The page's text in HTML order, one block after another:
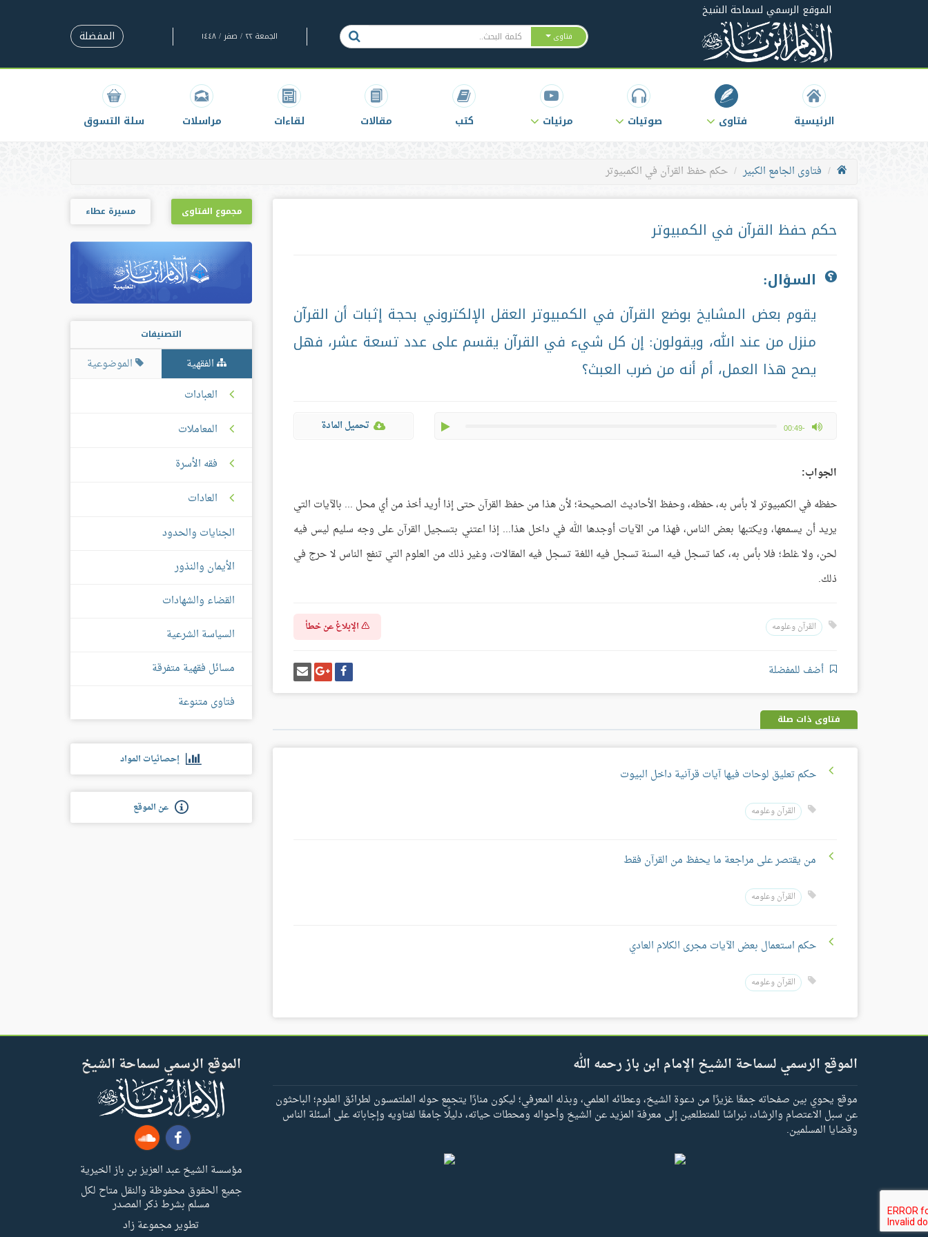
الموقع الرسمي لسماحة الشيخ
فتاوى الجمعة ٢٢ / صفر / ١٤٤٨ المفضلة
الرئيسية فتاوى صوتيات مرئيات كتب مقالات لقاءات مراسلات سلة التسوق
فتاوى الجامع الكبير حكم حفظ القرآن في الكمبيوتر
حكم حفظ القرآن في الكمبيوتر
السؤال:
يقوم بعض المشايخ بوضع القرآن في الكمبيوتر العقل الإلكتروني بحجة إثبات أن القرآن
منزل من عند الله، ويقولون: إن كل شيء في القرآن يقسم على عدد تسعة عشر، فهل
يصح هذا العمل، أم أنه من ضرب العبث؟
-00:49
max volume تحميل المادة
الجواب:
حفظه في الكمبيوتر لا بأس به، حفظه، وحفظ الأحاديث الصحيحة؛ لأن هذا من حفظ القرآن حتى إذا أريد أخذ من أي محل ... بالآيات التي
يريد أن يسمعها، ويكتبها بعض الناس، فهذا من الآيات أوجدها الله في داخل هذا... إذا اعتني بتسجيل القرآن على وجه سليم ليس فيه
لحن، ولا غلط؛ فلا بأس به، كما تسجل فيه السنة تسجل فيه اللغة تسجل فيه المقالات، وغير ذلك من العلوم التي تنفع الناس لا حرج في
ذلك.
القرآن وعلومه الإبلاغ عن خطأ
أضف للمفضلة شارك
على
فيسبوك
شارك
على
غوغل
بلس
إرسل
إيميل
فتاوى ذات صلة
حكم تعليق لوحات فيها آيات قرآنية داخل البيوت
القرآن وعلومه
من يقتصر على مراجعة ما يحفظ من القرآن فقط
القرآن وعلومه
حكم استعمال بعض الآيات مجرى الكلام العادي
القرآن وعلومه
مجموع الفتاوى مسيرة عطاء
التصنيفات
الفقهية
الموضوعية
العبادات
المعاملات
فقه الأسرة
العادات
الجنايات والحدود
الأيمان والنذور
القضاء والشهادات
السياسة الشرعية
مسائل فقهية متفرقة
فتاوى متنوعة
إحصائيات المواد
عن الموقع
الموقع الرسمي لسماحة الشيخ الإمام ابن باز رحمه الله
موقع يحوي بين صفحاته جمعًا غزيرًا من دعوة الشيخ، وعطائه العلمي، وبذله المعرفي؛ ليكون منارًا يتجمع حوله الملتمسون لطرائق العلوم؛ الباحثون
عن سبل الاعتصام والرشاد، نبراسًا للمتطلعين إلى معرفة المزيد عن الشيخ وأحواله ومحطات حياته، دليلًا جامعًا لفتاويه وإجاباته على أسئلة الناس
وقضايا المسلمين.
الموقع الرسمي لسماحة الشيخ
مؤسسة الشيخ عبد العزيز بن باز الخيرية
جميع الحقوق محفوظة والنقل متاح لكل
مسلم بشرط ذكر المصدر
تطوير مجموعة زاد